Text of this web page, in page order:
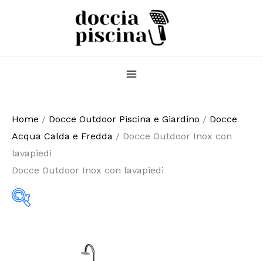
Home / Docce Outdoor Piscina e Giardino / Docce
Acqua Calda e Fredda / Docce Outdoor Inox con
lavapiedi
Docce Outdoor Inox con lavapiedi